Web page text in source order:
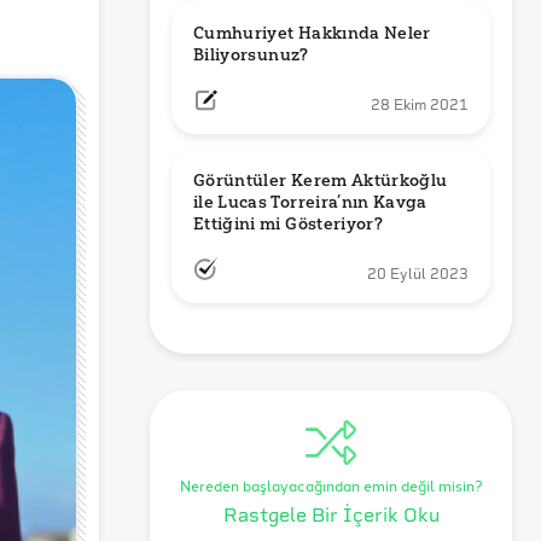
Cumhuriyet Hakkında Neler
Biliyorsunuz?
28 Ekim 2021
Görüntüler Kerem Aktürkoğlu
ile Lucas Torreira’nın Kavga
Ettiğini mi Gösteriyor?
20 Eylül 2023
Nereden başlayacağından emin değil misin?
Rastgele Bir İçerik Oku